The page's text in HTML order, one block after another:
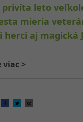
privíta leto
mieria
herci aj magická
viac >